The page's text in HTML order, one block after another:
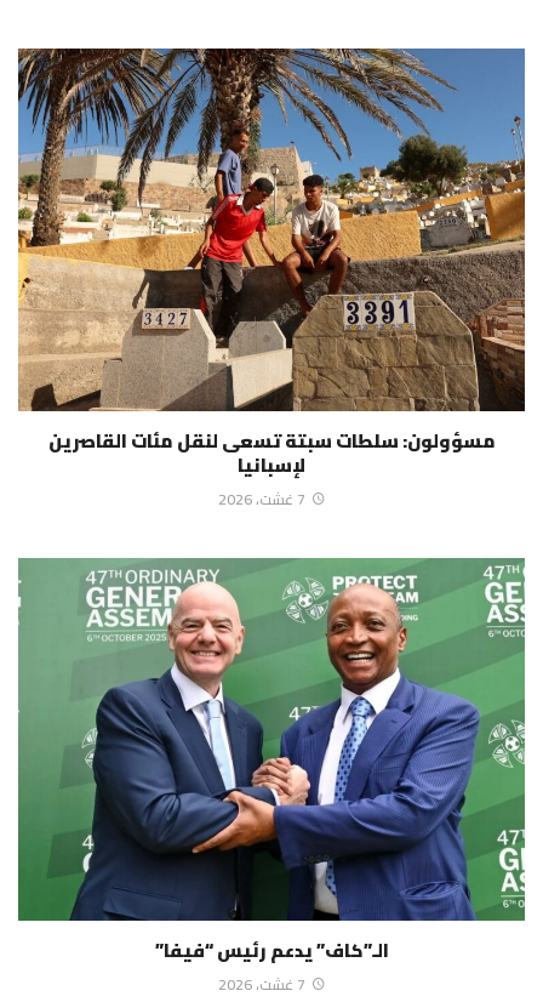
مسؤولون: سلطات سبتة تسعى لنقل مئات القاصرين
لإسبانيا
7 غشت، 2026
الـ”كاف” يدعم رئيس “فيفا”
7 غشت، 2026